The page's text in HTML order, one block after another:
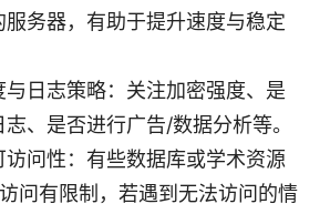
服务器，有助于提升速度与稳定
日志策略：关注加密强度、是
、是否进行广告/数据分析等。
访问性：有些数据库或学术资源
问有限制，若遇到无法访问的情